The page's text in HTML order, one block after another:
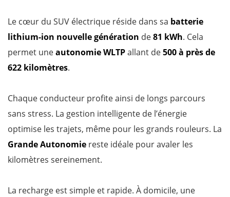
Le cœur du SUV électrique réside dans sa batterie
lithium-ion nouvelle génération de81 kWh. Cela
permet uneautonomie WLTPallant de500 à près de
622 kilomètres.
Chaque conducteur profite ainsi de longs parcours
sans stress. La gestion intelligente de l’énergie
optimise les trajets, même pour les grands rouleurs. La
Grande Autonomie reste idéale pour avaler les
kilomètres sereinement.
La recharge est simple et rapide. À domicile, une